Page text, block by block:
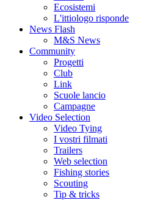
Ecosistemi
L'ittiologo risponde
News Flash
M&S News
Community
Progetti
Club
Link
Scuole lancio
Campagne
Video Selection
Video Tying
I vostri filmati
Trailers
Web selection
Fishing stories
Scouting
Tip & tricks